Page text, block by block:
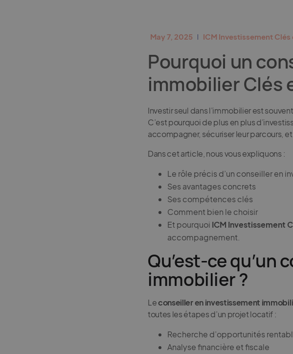
May 7, 2025 ICM Investissement Clés
Pourquoi un
immobilier Clés
Investir seul dans l’immobilier est
C’est pourquoi de plus en plus
accompagner, sécuriser leur parcours,
Dans cet article, nous vous expliquons :
Le rôle précis d’un conseiller en
Ses avantages concrets
Ses compétences clés
Comment bien le choisir
Et pourquoi ICM Investissement
accompagnement.
Qu’est-ce qu’un
immobilier ?
Leconseiller en investissement
toutes les étapes d’un projet locatif :
Recherche d’opportunités
Analyse financière et fiscale